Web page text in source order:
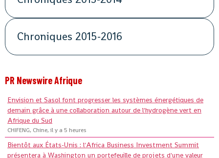
Chroniques 2015-2016
PR Newswire Afrique
Envision et Sasol font progresser les systèmes énergétiques de
demain grâce à une collaboration autour de l'hydrogène vert en
Afrique du Sud
CHIFENG, Chine, il y a 5 heures
Bientôt aux États-Unis : l'Africa Business Investment Summit
présentera à Washington un portefeuille de projets d'une valeur